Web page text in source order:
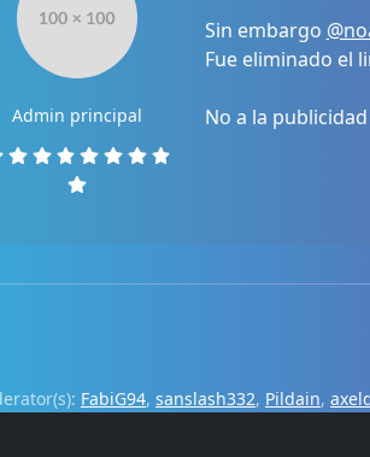
Admin principal
Sin embargo
Fue eliminado el
No a la
FabiG94, sanslash332, Pildain,